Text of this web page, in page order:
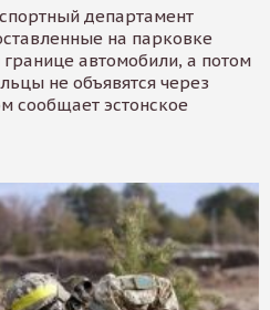
департамент
на парковке
автомобили, а потом
не объявятся через
сообщает эстонское